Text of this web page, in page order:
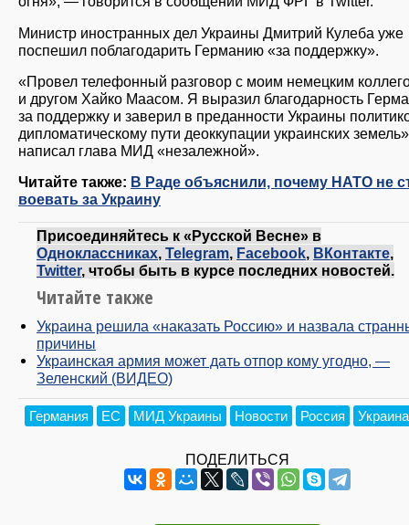
Министр иностранных дел Украины Дмитрий Кулеба уже
поспешил поблагодарить Германию «за поддержку».
«Провел телефонный разговор с моим немецким
и другом Хайко Маасом. Я выразил благодарность
за поддержку и заверил в преданности Украины
дипломатическому пути деоккупации украинских
написал глава МИД «незалежной».
Читайте также: В Раде объяснили, почему НАТО не
воевать за Украину
Присоединяйтесь к «Русской Весне» в
Одноклассниках, Telegram, Facebook, ВКонтакте,
Twitter, чтобы быть в курсе последних новостей.
Читайте также
Украина решила «наказать Россию» и назвала
причины
Украинская армия может дать отпор кому угодно, —
Зеленский (ВИДЕО)
Германия ЕС МИД Украины Новости Россия Украина
ПОДЕЛИТЬСЯ